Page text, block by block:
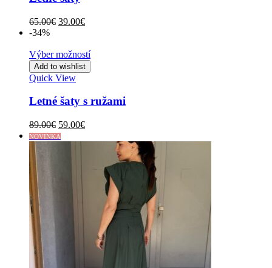
65.00€ Original
65.00€.
39.00€Current
39.00€.
-34%
Výber možností
Add to wishlist
Quick View
Letné šaty s ružami
89.00€ Original
price
59.00€Current
NOVINKA